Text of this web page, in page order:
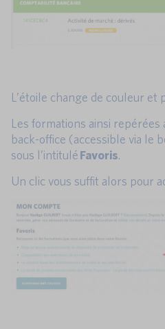
L’étoile change de couleur et
Les formations ainsi
back-office (accessible via le
sous l’intituléFavoris.
Un clic vous suffit alors pour